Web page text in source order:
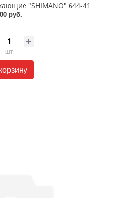
"SHIMANO" 644-41
руб.
шт